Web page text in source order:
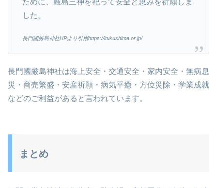
ために、嚴島三神を祀って安全と恵みを祈願しま
した。
長門國厳島神社HPより引用https://itukushima.or.jp/
長門國厳島神社は海上安全・交通安全・家内安全・無病息
災・商売繁盛・安産祈願・病気平癒・方位災除・学業成就
などのご利益があると言われています。
まとめ